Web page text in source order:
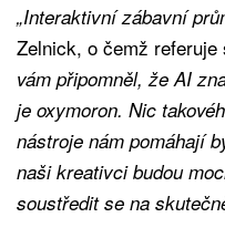
„Interaktivní zábavní
Zelnick, o čemž referuje
vám připomněl, že AI
je oxymoron. Nic
nástroje nám pomáhají
naši kreativci budou
soustředit se na